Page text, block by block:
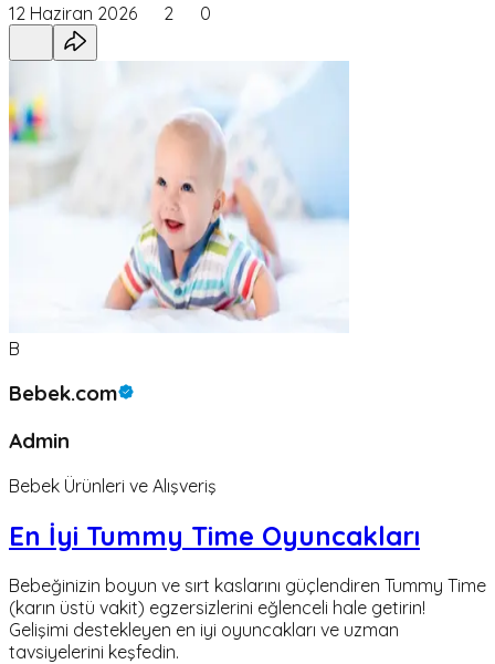
12 Haziran 2026 2 0
B
Bebek.com
Admin
Bebek Ürünleri ve Alışveriş
En İyi Tummy Time Oyuncakları
Bebeğinizin boyun ve sırt kaslarını güçlendiren Tummy Time
(karın üstü vakit) egzersizlerini eğlenceli hale getirin!
Gelişimi destekleyen en iyi oyuncakları ve uzman
tavsiyelerini keşfedin.